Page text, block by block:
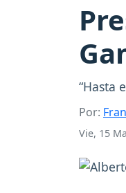
“Hasta
Por:
Vie, 15